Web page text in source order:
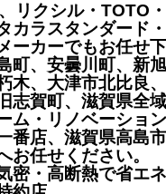
リクシル・TOTO
カラスタンダード
ーカーでもお任せ
町、安曇川町、新旭
木、大津市北比良
志賀町、滋賀県全
ム・リノベーショ
番店、滋賀県高島
お任せください。
密・高断熱で省エ